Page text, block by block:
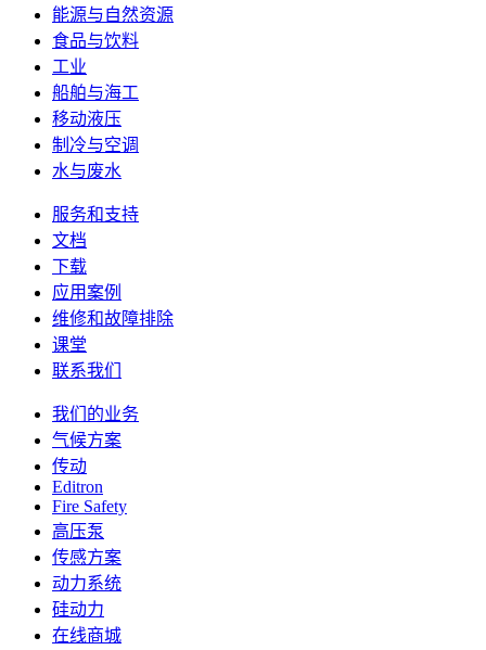
能源与自然资源
食品与饮料
工业
船舶与海工
移动液压
制冷与空调
水与废水
服务和支持
文档
下载
应用案例
维修和故障排除
课堂
联系我们
我们的业务
气候方案
传动
Editron
Fire Safety
高压泵
传感方案
动力系统
硅动力
在线商城